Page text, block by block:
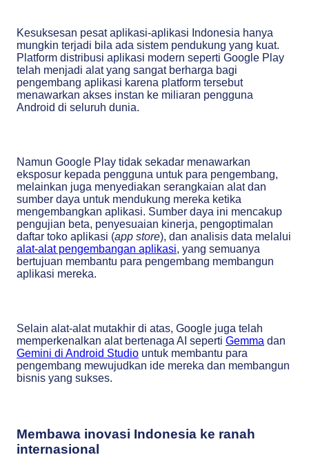
Kesuksesan pesat aplikasi-aplikasi Indonesia hanya
mungkin terjadi bila ada sistem pendukung yang kuat.
Platform distribusi aplikasi modern seperti Google Play
telah menjadi alat yang sangat berharga bagi
pengembang aplikasi karena platform tersebut
menawarkan akses instan ke miliaran pengguna
Android di seluruh dunia.
Namun Google Play tidak sekadar menawarkan
eksposur kepada pengguna untuk para pengembang,
melainkan juga menyediakan serangkaian alat dan
sumber daya untuk mendukung mereka ketika
mengembangkan aplikasi. Sumber daya ini mencakup
pengujian beta, penyesuaian kinerja, pengoptimalan
daftar toko aplikasi (app store), dan analisis data melalui
alat-alat pengembangan aplikasi, yang semuanya
bertujuan membantu para pengembang membangun
aplikasi mereka.
Selain alat-alat mutakhir di atas, Google juga telah
memperkenalkan alat bertenaga AI seperti Gemma dan
Gemini di Android Studio untuk membantu para
pengembang mewujudkan ide mereka dan membangun
bisnis yang sukses.
Membawa inovasi Indonesia ke ranah
internasional